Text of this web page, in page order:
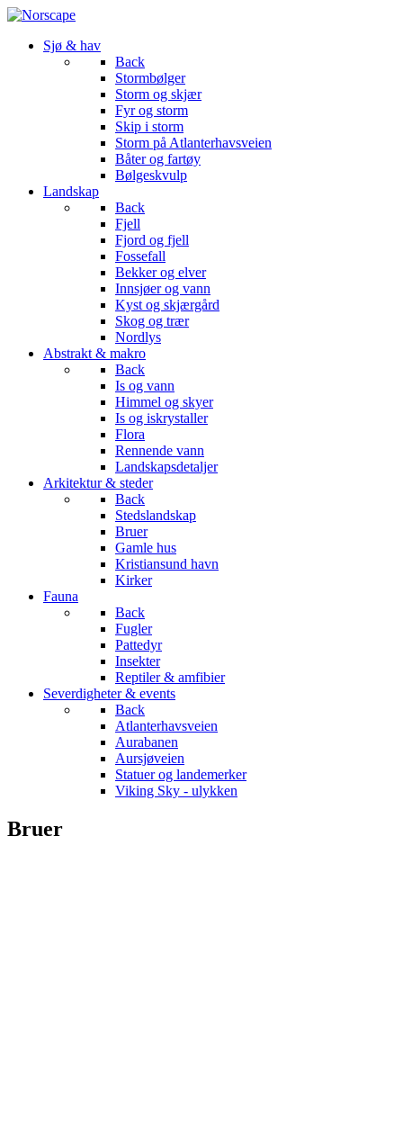
Sjø & hav
Back
Stormbølger
Storm og skjær
Fyr og storm
Skip i storm
Storm på Atlanterhavsveien
Båter og fartøy
Bølgeskvulp
Landskap
Back
Fjell
Fjord og fjell
Fossefall
Bekker og elver
Innsjøer og vann
Kyst og skjærgård
Skog og trær
Nordlys
Abstrakt & makro
Back
Is og vann
Himmel og skyer
Is og iskrystaller
Flora
Rennende vann
Landskapsdetaljer
Arkitektur & steder
Back
Stedslandskap
Bruer
Gamle hus
Kristiansund havn
Kirker
Fauna
Back
Fugler
Pattedyr
Insekter
Reptiler & amfibier
Severdigheter & events
Back
Atlanterhavsveien
Aurabanen
Aursjøveien
Statuer og landemerker
Viking Sky - ulykken
Bruer